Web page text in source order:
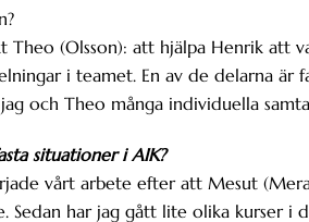
(Olsson): att hjälpa Henrik att
i teamet. En av de delarna
och Theo många individuella
situationer i AIK?
vårt arbete efter att Mesut
Sedan har jag gått lite olika kurser i